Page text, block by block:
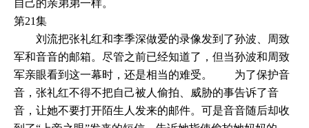
自己的亲弟弟一样。
第21集
刘流把张礼红和李季深做爱的录像发到了孙波、周致
军和音音的邮箱。尽管之前已经知道了，但当孙波和周致
军亲眼看到这一幕时，还是相当的难受。 为了保护音
音，张礼红不得不把自己被人偷拍、威胁的事告诉了音
音，让她不要打开陌生人发来的邮件。可是音音随后却收